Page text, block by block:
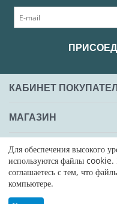
КАБИНЕТ
МАГАЗИН
ОФОРМЛЕНИЕ
КОНТАКТЫ
Для обеспечения высокого
используются файлы cookie.
соглашаетесь с тем, что
компьютере.